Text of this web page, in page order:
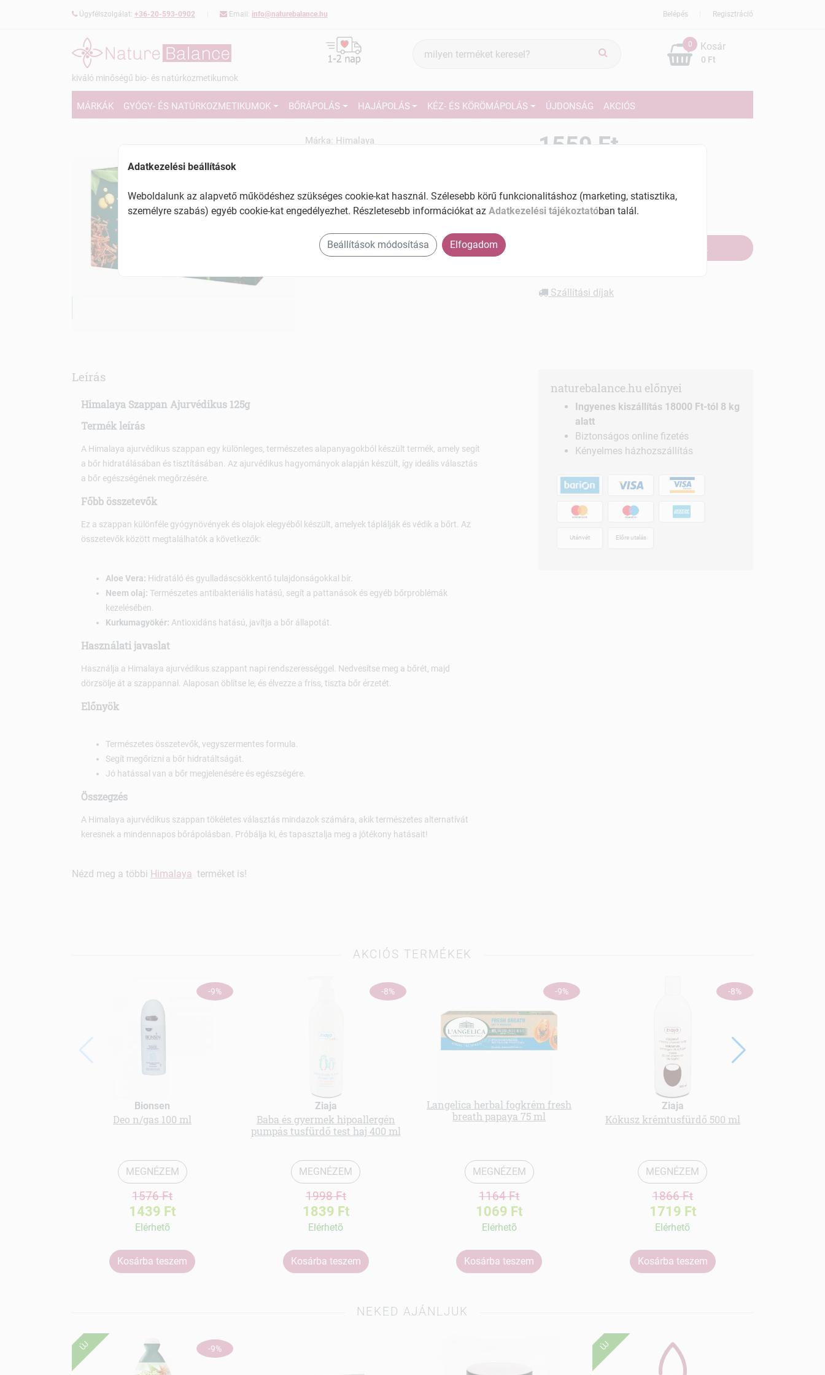
Ügyfélszolgálat: +36-20-593-0902 Email: info@naturebalance.hu Regisztráció
Belépés
kiváló minőségű bio- és natúrkozmetikumok
keresés
0
0 Ft
Kosár
MÁRKÁK GYÓGY- ÉS NATÚRKOZMETIKUMOK BŐRÁPOLÁS HAJÁPOLÁS KÉZ- ÉS KÖRÖMÁPOLÁS ÚJDONSÁG AKCIÓS
Márka: Himalaya
Tartalom: 125 g
EAN: 8901138844097
1559 Ft
Készletinformáció:
Elfogyott
Szállítási díjak
Leírás
Himalaya Szappan Ajurvédikus 125g
Termék leírás
A Himalaya ajurvédikus szappan egy különleges, természetes alapanyagokból készült termék, amely segít
a bőr hidratálásában és tisztításában. Az ajurvédikus hagyományok alapján készült, így ideális választás
a bőr egészségének megőrzésére.
Főbb összetevők
Ez a szappan különféle gyógynövények és olajok elegyéből készült, amelyek táplálják és védik a bőrt. Az
összetevők között megtalálhatók a következők:
Aloe Vera: Hidratáló és gyulladáscsökkentő tulajdonságokkal bír.
Neem olaj: Természetes antibakteriális hatású, segít a pattanások és egyéb bőrproblémák
kezelésében.
Kurkumagyökér: Antioxidáns hatású, javítja a bőr állapotát.
Használati javaslat
Használja a Himalaya ajurvédikus szappant napi rendszerességgel. Nedvesítse meg a bőrét, majd
dörzsölje át a szappannal. Alaposan öblítse le, és élvezze a friss, tiszta bőr érzetét.
Előnyök
Természetes összetevők, vegyszermentes formula.
Segít megőrizni a bőr hidratáltságát.
Jó hatással van a bőr megjelenésére és egészségére.
Összegzés
A Himalaya ajurvédikus szappan tökéletes választás mindazok számára, akik természetes alternatívát
keresnek a mindennapos bőrápolásban. Próbálja ki, és tapasztalja meg a jótékony hatásait!
Nézd meg a többi Himalaya terméket is!
naturebalance.hu előnyei
Ingyenes kiszállítás 18000 Ft-tól 8 kg
alatt
Biztonságos online fizetés
Kényelmes házhozszállítás
Utánvét Előre utalás
AKCIÓS TERMÉKEK
-9%
Bionsen
Deo n/gas 100 ml
MEGNÉZEM
1576 Ft
1439 Ft
Elérhetõ
Kosárba teszem
-8%
Ziaja
Baba és gyermek hipoallergén
pumpás tusfürdő test haj 400 ml
MEGNÉZEM
1998 Ft
1839 Ft
Elérhetõ
Kosárba teszem
-9%
Langelica herbal fogkrém fresh
breath papaya 75 ml
MEGNÉZEM
1164 Ft
1069 Ft
Elérhetõ
Kosárba teszem
-8%
Ziaja
Kókusz krémtusfürdő 500 ml
MEGNÉZEM
1866 Ft
1719 Ft
Elérhetõ
Kosárba teszem
NEKED AJÁNLJUK
-9%
ÚJ ÚJ
Adatkezelési beállítások
Weboldalunk az alapvető működéshez szükséges cookie-kat használ. Szélesebb körű funkcionalitáshoz (marketing, statisztika,
személyre szabás) egyéb cookie-kat engedélyezhet. Részletesebb információkat az Adatkezelési tájékoztatóban talál.
Beállítások módosítása Elfogadom